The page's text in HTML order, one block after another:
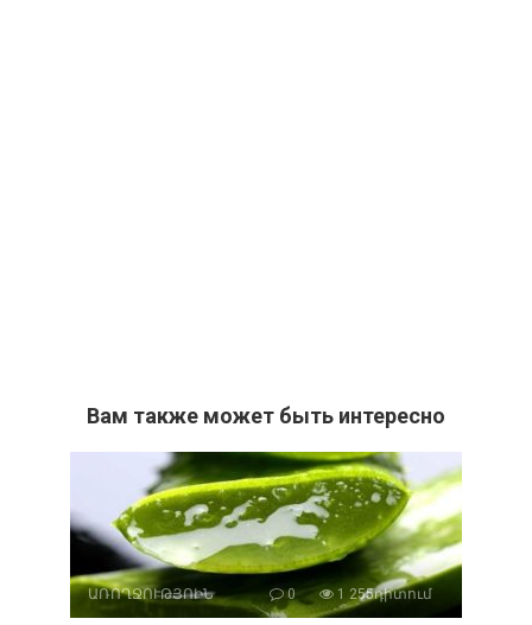
Вам также может быть интересно
ԱՌՈՂՋՈՒԹՅՈԻՆ 0 1 255դիտում